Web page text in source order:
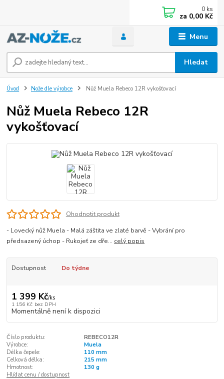
Menu
Hledat
0 ks
za 0,00 Kč
Úvod Nože dle výrobce Nůž Muela Rebeco 12R vykošťovací
Nůž Muela Rebeco 12R
vykošťovací
Ohodnotit produkt
- Lovecký nůž Muela - Malá záštita ve zlaté barvě - Vybrání pro
předsazený úchop - Rukojeť ze dře... celý popis
Dostupnost Do týdne
1 399 Kč/ks
1 156 Kč bez DPH
Momentálně není k dispozici
Číslo produktu:
REBECO12R
Výrobce:
Muela
Délka čepele:
110 mm
Celková délka:
215 mm
Hmotnost:
130 g
Hlídat cenu / dostupnost